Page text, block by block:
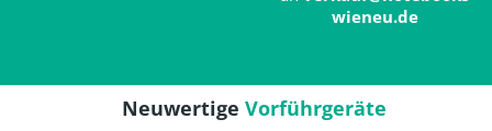
wieneu.de
Neuwertige Vorführgeräte